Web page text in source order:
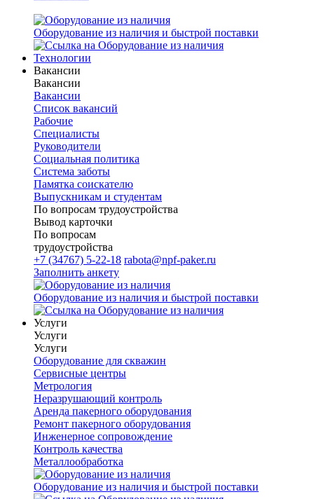
Оборудование из наличия и быстрой поставки
Технологии
Вакансии
Вакансии
Вакансии
Список вакансий
Рабочие
Специалисты
Руководители
Cоциальная политика
Система заботы
Памятка соискателю
Выпускникам и студентам
По вопросам трудоустройства
Вывод карточки
По вопросам
трудоустройства
+7 (34767) 5-22-18 rabota@npf-paker.ru
Заполнить анкету
Оборудование из наличия и быстрой поставки
Услуги
Услуги
Услуги
Оборудование для скважин
Сервисные центры
Метрология
Неразрушающий контроль
Аренда пакерного оборудования
Ремонт пакерного оборудования
Инженерное сопровождение
Контроль качества
Металлообработка
Оборудование из наличия и быстрой поставки